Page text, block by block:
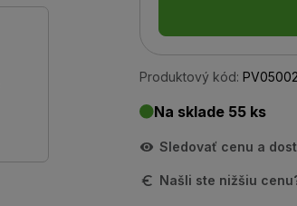
Produktový kód:
Na sklade 55 ks
Sledovať cenu a
Našli ste nižšiu